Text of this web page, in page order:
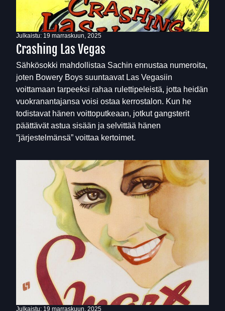
Julkaistu: 19 marraskuun, 2025
Crashing Las Vegas
Sähkösokki mahdollistaa Sachin ennustaa numeroita,
joten Bowery Boys suuntaavat Las Vegasiin
voittamaan tarpeeksi rahaa rulettipeleistä, jotta heidän
vuokranantajansa voisi ostaa kerrostalon. Kun he
todistavat hänen voittoputkeaan, jotkut gangsterit
päättävät astua sisään ja selvittää hänen
”järjestelmänsä” voittaa kertoimet.
Julkaistu: 19 marraskuun, 2025